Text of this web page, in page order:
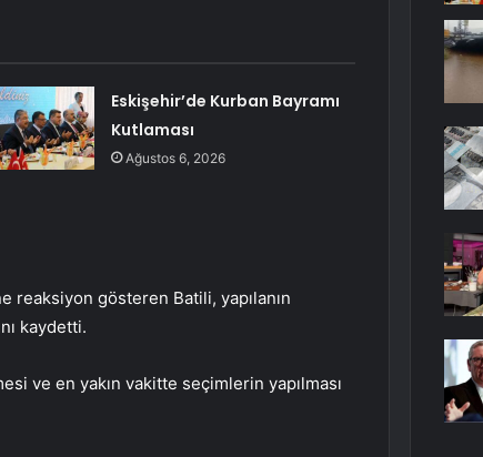
Eskişehir’de Kurban Bayramı
Kutlaması
Ağustos 6, 2026
reaksiyon gösteren Batili, yapılanın
kaydetti.
ve en yakın vakitte seçimlerin yapılması